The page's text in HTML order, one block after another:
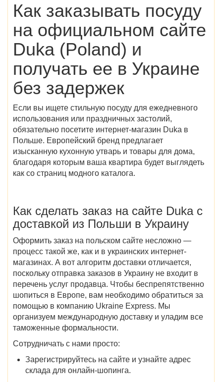
Как заказывать посуду
на официальном сайте
Duka (Poland) и
получать ее в Украине
без задержек
Если вы ищете стильную посуду для ежедневного
использования или праздничных застолий,
обязательно посетите интернет-магазин Duka в
Польше. Европейский бренд предлагает
изысканную кухонную утварь и товары для дома,
благодаря которым ваша квартира будет выглядеть
как со страниц модного каталога.
Как сделать заказ на сайте Dukaс
доставкой из Польши в Украину
Оформить заказ на польском сайте несложно —
процесс такой же, как и в украинских интернет-
магазинах. А вот алгоритм доставки отличается,
поскольку отправка заказов в Украину не входит в
перечень услуг продавца. Чтобы беспрепятственно
шопиться в Европе, вам необходимо обратиться за
помощью в компанию Ukraine Express. Мы
организуем международную доставку и уладим все
таможенные формальности.
Сотрудничать с нами просто:
Зарегистрируйтесь на сайте и узнайте адрес
склада для онлайн-шопинга.